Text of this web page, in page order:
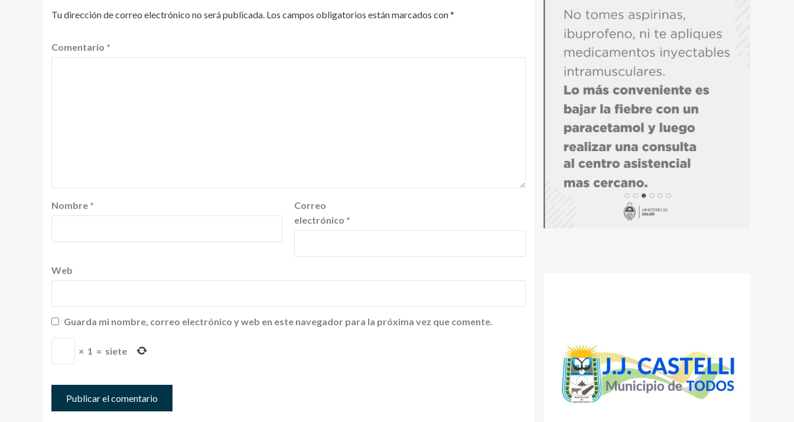
Tu dirección de correo electrónico no será publicada. Los campos obligatorios están marcados con*
Comentario *
Nombre *
Correo
electrónico *
Web
Guarda mi nombre, correo electrónico y web en este navegador para la próxima vez que comente.
× 1 = siete